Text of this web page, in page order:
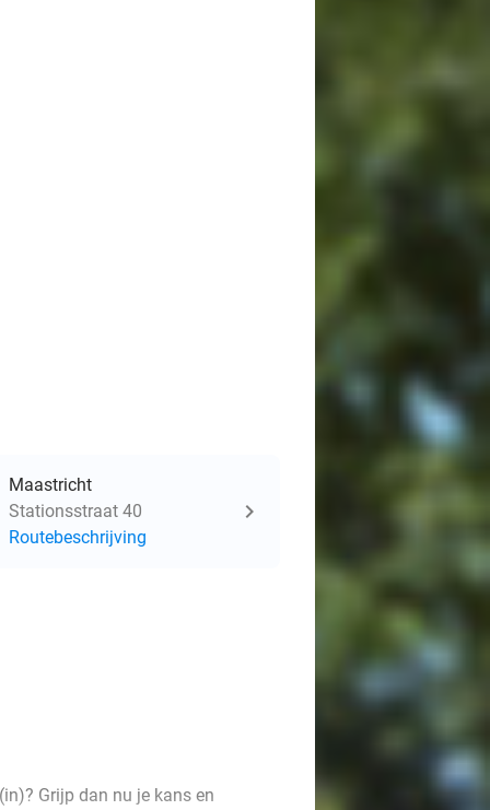
Maastricht
Stationsstraat 40
Routebeschrijving
Grijp dan nu je kans en